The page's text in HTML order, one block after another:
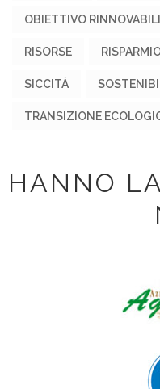
OBIETTIVO RINNOVABILI
RISORSE
SICCITÀ
TRANSIZIONE
HANNO